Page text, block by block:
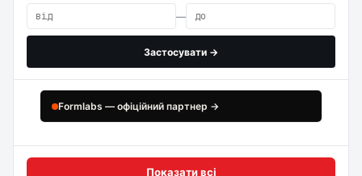
—
Застосувати →
Formlabs — офіційний партнер →
Показати всі